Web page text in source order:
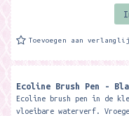
Toevoegen aan
Ecoline Brush Pen -
Ecoline brush pen in de
vloeibare waterverf.